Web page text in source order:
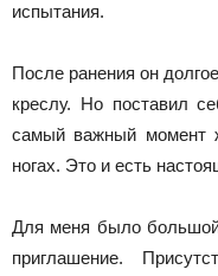
испытания.
После ранения он
креслу. Но поставил
самый важный момент
ногах. Это и есть
Для меня было большой
приглашение.